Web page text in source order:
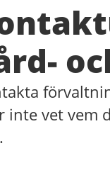
inte vet vem